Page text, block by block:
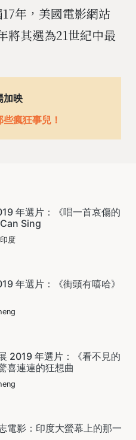
年，美國電影網站
其選為21世紀中最
加映
瘋狂事兒！
年選片：《唱一首哀傷的
Sing
度
年選片：《街頭有嘻哈》
2019 年選片：《看不見的
喜連連的狂想曲
電影：印度大螢幕上的那一